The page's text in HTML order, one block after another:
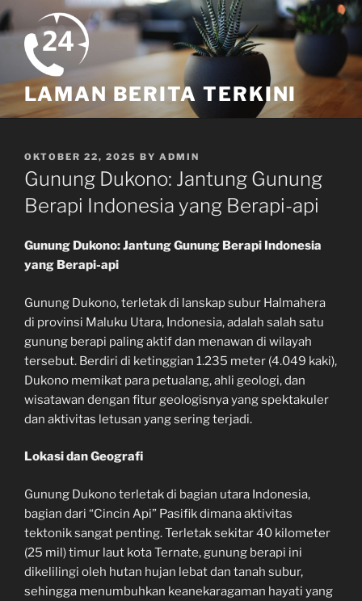
Skip
to
content
LAMAN BERITA TERKINI
POSTED
ON
OKTOBER 22, 2025 BY ADMIN
Gunung Dukono: Jantung Gunung
Berapi Indonesia yang Berapi-api
Gunung Dukono: Jantung Gunung Berapi Indonesia
yang Berapi-api
Gunung Dukono, terletak di lanskap subur Halmahera
di provinsi Maluku Utara, Indonesia, adalah salah satu
gunung berapi paling aktif dan menawan di wilayah
tersebut. Berdiri di ketinggian 1.235 meter (4.049 kaki),
Dukono memikat para petualang, ahli geologi, dan
wisatawan dengan fitur geologisnya yang spektakuler
dan aktivitas letusan yang sering terjadi.
Lokasi dan Geografi
Gunung Dukono terletak di bagian utara Indonesia,
bagian dari “Cincin Api” Pasifik dimana aktivitas
tektonik sangat penting. Terletak sekitar 40 kilometer
(25 mil) timur laut kota Ternate, gunung berapi ini
dikelilingi oleh hutan hujan lebat dan tanah subur,
sehingga menumbuhkan keanekaragaman hayati yang